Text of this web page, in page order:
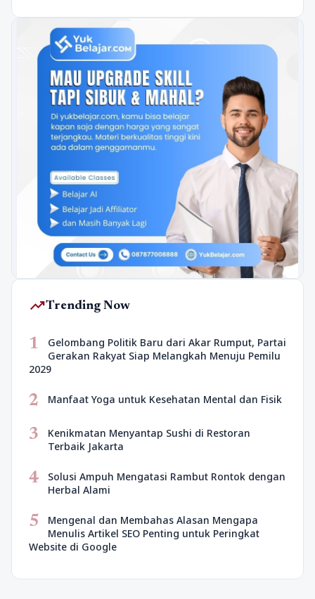
trending_upTrending Now
1
Gelombang Politik Baru dari Akar Rumput, Partai
Gerakan Rakyat Siap Melangkah Menuju Pemilu
2029
2 Manfaat Yoga untuk Kesehatan Mental dan Fisik
3
Kenikmatan Menyantap Sushi di Restoran
Terbaik Jakarta
4
Solusi Ampuh Mengatasi Rambut Rontok dengan
Herbal Alami
5
Mengenal dan Membahas Alasan Mengapa
Menulis Artikel SEO Penting untuk Peringkat
Website di Google